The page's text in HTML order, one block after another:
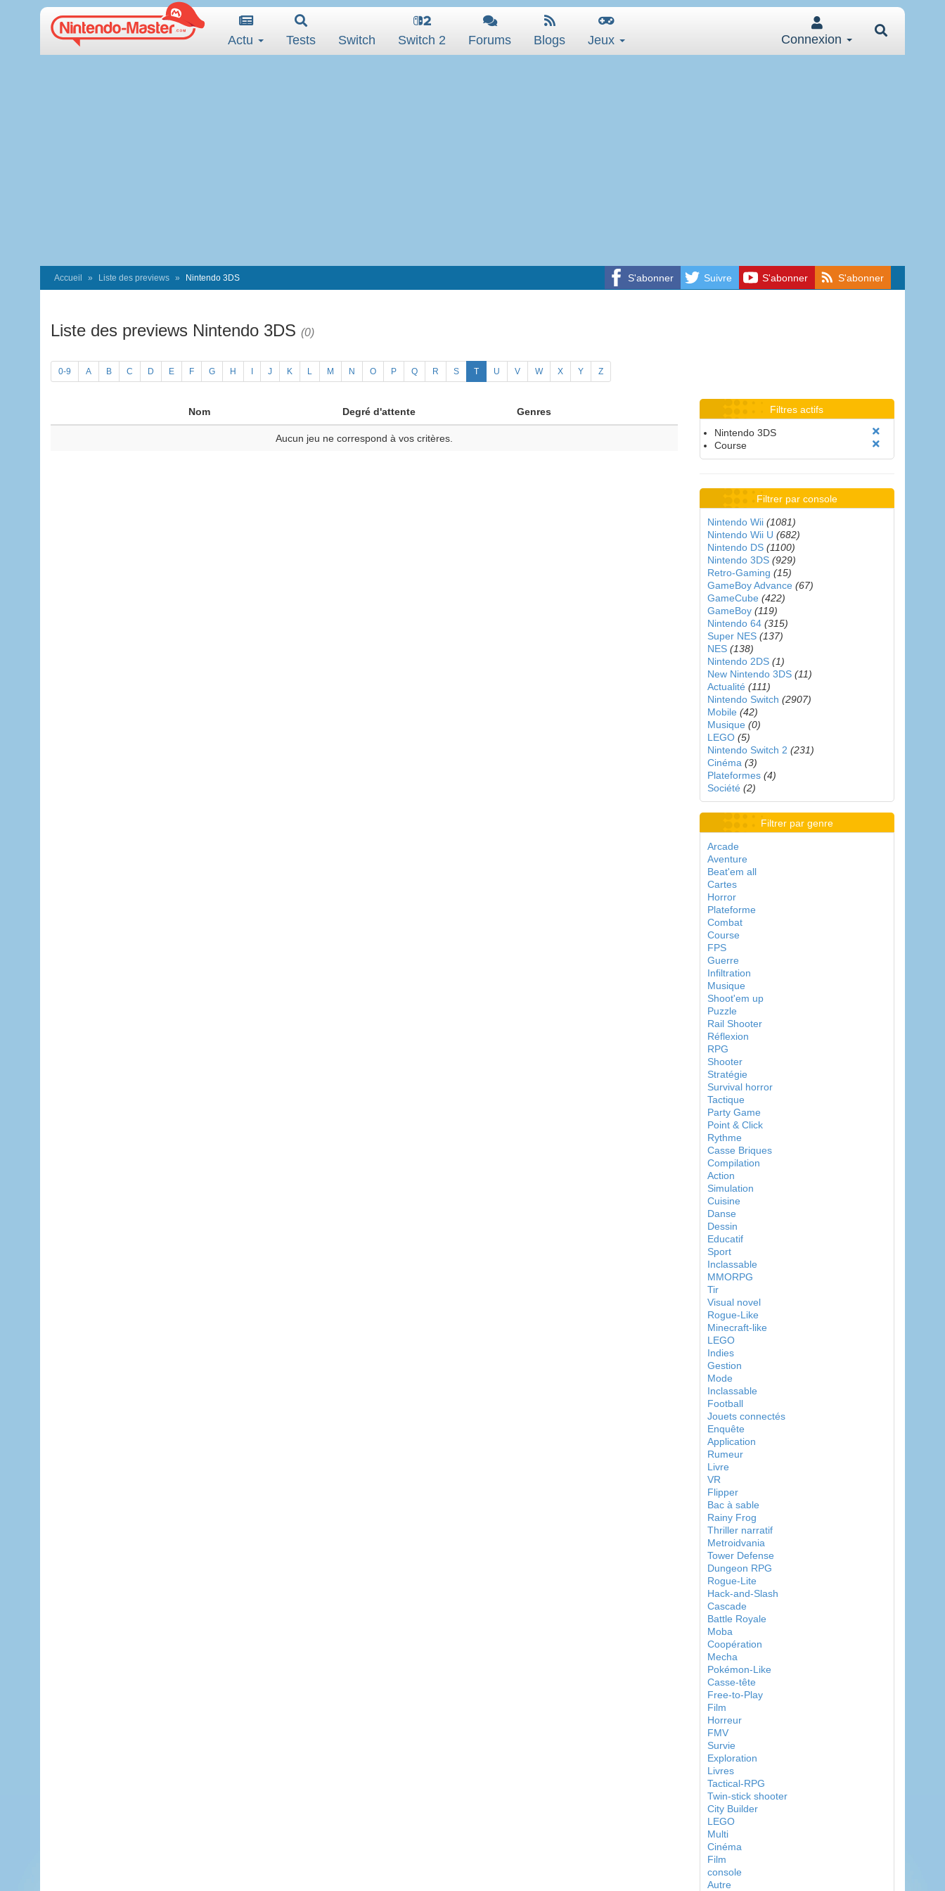
Actu Tests Switch Switch 2 Forums Blogs Jeux Connexion
S'abonner Suivre S'abonner S'abonner
Accueil Liste des previews Nintendo 3DS
Liste des previews Nintendo 3DS (0)
0-9 A B C D E F G H J K L M N O P Q R S T U V W X Y Z
Nom Degré d'attente Genres
Aucun jeu ne correspond à vos critères.
Filtres actifs
Nintendo 3DS
Course
Filtrer par console
Nintendo Wii (1081)
Nintendo Wii U (682)
Nintendo DS (1100)
Nintendo 3DS (929)
Retro-Gaming (15)
GameBoy Advance (67)
GameCube (422)
GameBoy (119)
Nintendo 64 (315)
Super NES (137)
NES (138)
Nintendo 2DS (1)
New Nintendo 3DS (11)
Actualité (111)
Nintendo Switch (2907)
Mobile (42)
Musique (0)
LEGO (5)
Nintendo Switch 2 (231)
Cinéma (3)
Plateformes (4)
Société (2)
Filtrer par genre
Arcade
Aventure
Beat'em all
Cartes
Horror
Plateforme
Combat
Course
FPS
Guerre
Infiltration
Musique
Shoot'em up
Puzzle
Rail Shooter
Réflexion
RPG
Shooter
Stratégie
Survival horror
Tactique
Party Game
Point & Click
Rythme
Casse Briques
Compilation
Action
Simulation
Cuisine
Danse
Dessin
Educatif
Sport
Inclassable
MMORPG
Tir
Visual novel
Rogue-Like
Minecraft-like
LEGO
Indies
Gestion
Mode
Inclassable
Football
Jouets connectés
Enquête
Application
Rumeur
Livre
VR
Flipper
Bac à sable
Rainy Frog
Thriller narratif
Metroidvania
Tower Defense
Dungeon RPG
Rogue-Lite
Hack-and-Slash
Cascade
Battle Royale
Moba
Coopération
Mecha
Pokémon-Like
Casse-tête
Free-to-Play
Film
Horreur
FMV
Survie
Exploration
Livres
Tactical-RPG
Twin-stick shooter
City Builder
LEGO
Multi
Cinéma
Film
console
Autre